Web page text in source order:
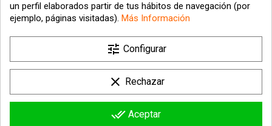
Información sobre la tienda 
un perfil elaborados partir de tus hábitos de navegación (por
ejemplo, páginas visitadas). Más Información
tune Configurar
clear Rechazar
done_all Aceptar